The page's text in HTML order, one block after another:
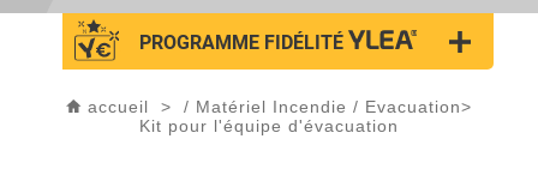
PROGRAMME FIDÉLITÉ
accueil > / Matériel Incendie / Evacuation>
Kit pour l'équipe d'évacuation